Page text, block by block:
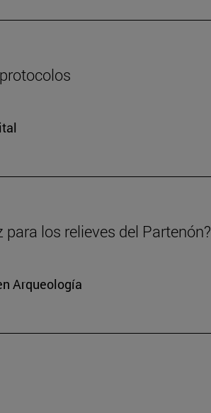
los relieves del Partenón?
Arqueología